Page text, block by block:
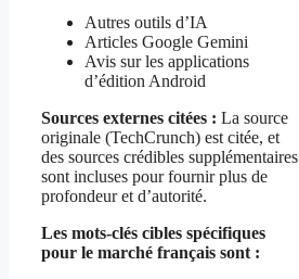
Autres outils d’IA
Articles Google Gemini
Avis sur les applications
d’édition Android
Sources externes citées : La source
originale (TechCrunch) est citée, et
des sources crédibles supplémentaires
sont incluses pour fournir plus de
profondeur et d’autorité.
Les mots-clés cibles spécifiques
pour le marché français sont :